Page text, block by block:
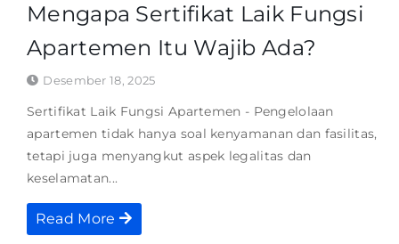
Mengapa Sertifikat Laik Fungsi
Apartemen Itu Wajib Ada?
Desember 18, 2025
Sertifikat Laik Fungsi Apartemen - Pengelolaan
apartemen tidak hanya soal kenyamanan dan fasilitas,
tetapi juga menyangkut aspek legalitas dan
keselamatan...
Read More